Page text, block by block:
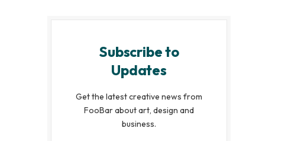
Subscribe to
Updates
Get the latest creative news from
FooBar about art, design and
business.